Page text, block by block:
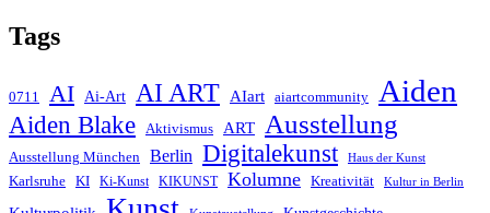
Tags
0711 AI Ai-Art AI ART AIart aiartcommunity Aiden
Aiden Blake Aktivismus ART Ausstellung
Ausstellung München Berlin Digitalekunst Haus der Kunst
Karlsruhe KI Ki-Kunst KIKUNST Kolumne Kreativität Kultur in Berlin